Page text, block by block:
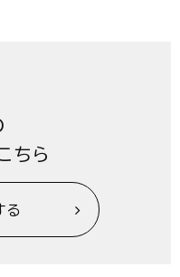
ちら
る